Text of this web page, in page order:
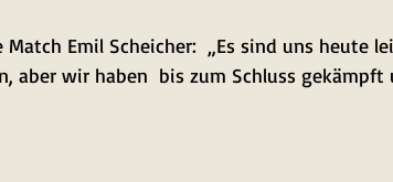
Match Emil Scheicher:  „Es sind uns heute
aber wir haben  bis zum Schluss gekämpft